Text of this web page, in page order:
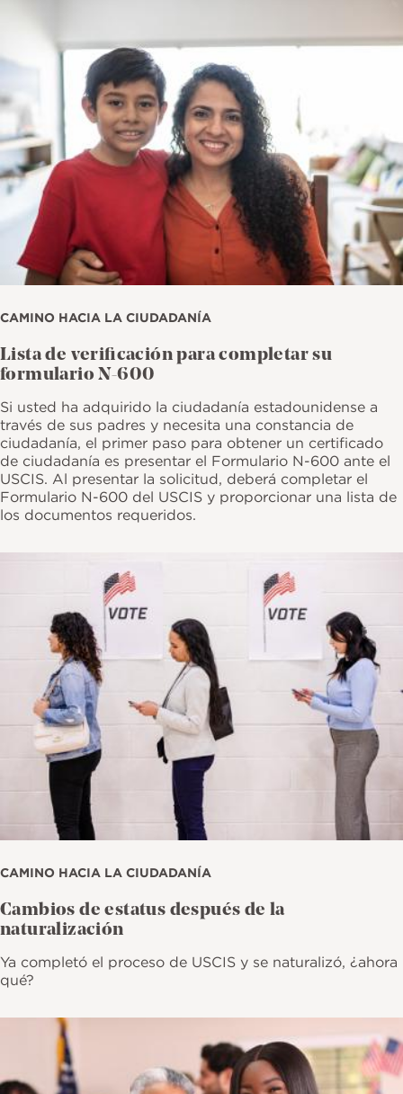
CAMINO HACIA LA CIUDADANÍA
Lista de verificación para completar su
formulario N-600
Si usted ha adquirido la ciudadanía estadounidense a
través de sus padres y necesita una constancia de
ciudadanía, el primer paso para obtener un certificado
de ciudadanía es presentar el Formulario N-600 ante el
USCIS. Al presentar la solicitud, deberá completar el
Formulario N-600 del USCIS y proporcionar una lista de
los documentos requeridos.
CAMINO HACIA LA CIUDADANÍA
Cambios de estatus después de la
naturalización
Ya completó el proceso de USCIS y se naturalizó, ¿ahora
qué?